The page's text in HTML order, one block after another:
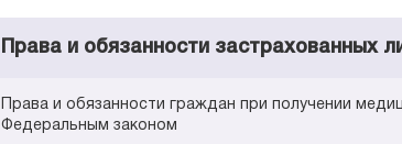
Права и обязанности застрахованных
Права и обязанности граждан при получении
Федеральным законом